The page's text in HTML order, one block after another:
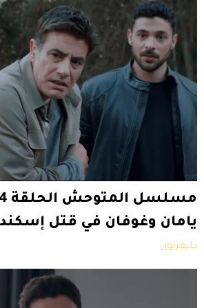
يامان وغوفان في قتل إسكندر
تليفزيون